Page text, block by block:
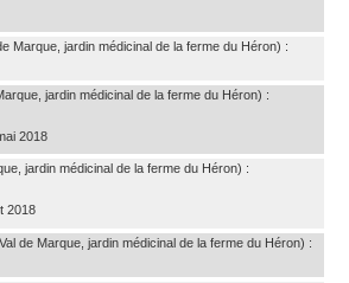
Marque, jardin médicinal de la ferme du Héron) :
jardin médicinal de la ferme du Héron) :
2018
jardin médicinal de la ferme du Héron) :
2018
de Marque, jardin médicinal de la ferme du Héron) :